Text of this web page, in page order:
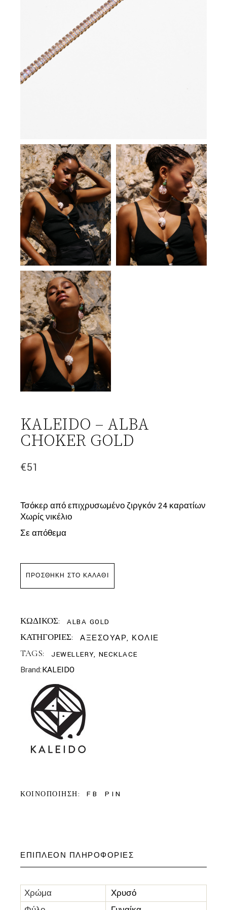
KALEIDO – ALBA
CHOKER GOLD
€51
Τσόκερ από επιχρυσωμένο ζιργκόν 24 καρατίων
Χωρίς νικέλιο
Σε απόθεμα
ΠΡΟΣΘΉΚΗ ΣΤΟ ΚΑΛΆΘΙ
ΚΩΔΙΚΟΣ: ALBA GOLD
ΚΑΤΗΓΟΡΙΕΣ: ΑΞΕΣΟΥΑΡ, ΚΟΛΙΕ
TAGS: JEWELLERY, NECKLACE
Brand:KALEIDO
ΚΟΙΝΟΠΟΙΗΣΗ: FB PIN
ΕΠΙΠΛΈΟΝ ΠΛΗΡΟΦΟΡΊΕΣ
Χρώμα
Χρυσό